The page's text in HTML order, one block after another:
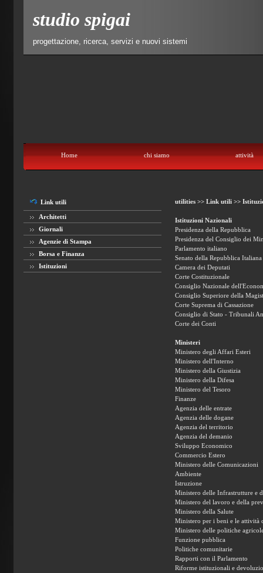
studio spigai
progettazione, ricerca, servizi e nuovi sistemi
Home chi siamo attività lavori utilities contatti
Link utili
Architetti
Giornali
Agenzie di Stampa
Borsa e Finanza
Istituzioni
utilities >> Link utili >>
Istituzioni Nazionali
Presidenza della Repubblica
Presidenza del Consiglio dei
Parlamento italiano
Senato della Repubblica Italiana
Camera dei Deputati
Corte Costituzionale
Consiglio Nazionale
Consiglio Superiore della
Corte Suprema di Cassazione
Consiglio di Stato - Tribunali
Corte dei Conti
Ministeri
Ministero degli Affari Esteri
Ministero dell'Interno
Ministero della Giustizia
Ministero della Difesa
Ministero del Tesoro
Finanze
Agenzia delle entrate
Agenzia delle dogane
Agenzia del territorio
Agenzia del demanio
Sviluppo Economico
Commercio Estero
Ministero delle Comunicazioni
Ambiente
Istruzione
Ministero delle Infrastrutture e
Ministero del lavoro e della
Ministero della Salute
Ministero per i beni e le attività
Ministero delle politiche
Funzione pubblica
Politiche comunitarie
Rapporti con il Parlamento
Riforme istituzionali e
Home chi siamo attività